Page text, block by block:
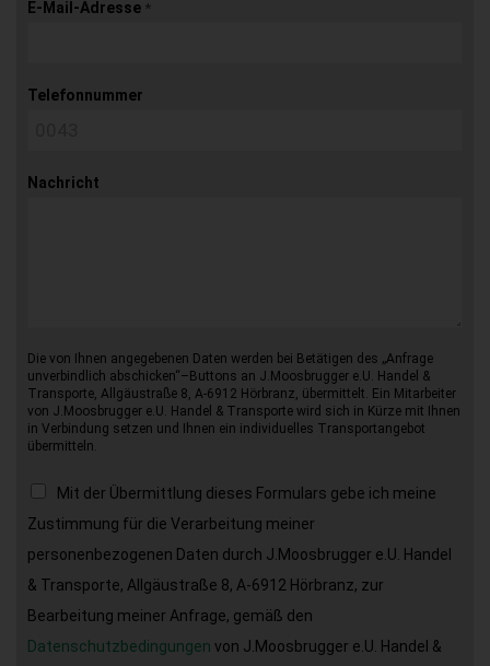
E-Mail-Adresse *
Telefonnummer
Nachricht
Die von Ihnen angegebenen Daten werden bei Betätigen des „Anfrage
unverbindlich abschicken“–Buttons an J.Moosbrugger e.U. Handel &
Transporte, Allgäustraße 8, A-6912 Hörbranz, übermittelt. Ein Mitarbeiter
von J.Moosbrugger e.U. Handel & Transporte wird sich in Kürze mit Ihnen
in Verbindung setzen und Ihnen ein individuelles Transportangebot
übermitteln.
Mit der Übermittlung dieses Formulars gebe ich meine
Zustimmung für die Verarbeitung meiner
personenbezogenen Daten durch J.Moosbrugger e.U. Handel
& Transporte, Allgäustraße 8, A-6912 Hörbranz, zur
Bearbeitung meiner Anfrage, gemäß den
Datenschutzbedingungen von J.Moosbrugger e.U. Handel &